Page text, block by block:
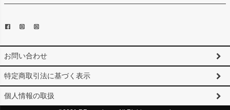
お問い合わせ
特定商取引法に基づく表示
個人情報の取扱